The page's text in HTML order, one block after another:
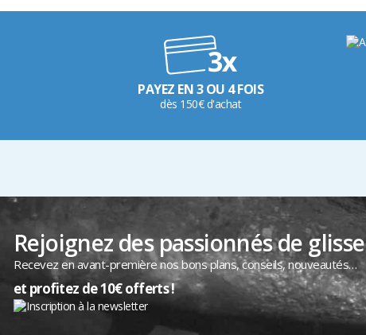
PAYEZ EN 3 OU 4 FOIS
dès 150€ d'achat
Rejoignez des passionnés de glisse
Recevez en avant-première nos bons plans, conseils, nouveautés…
et profitez de 10€ offerts !